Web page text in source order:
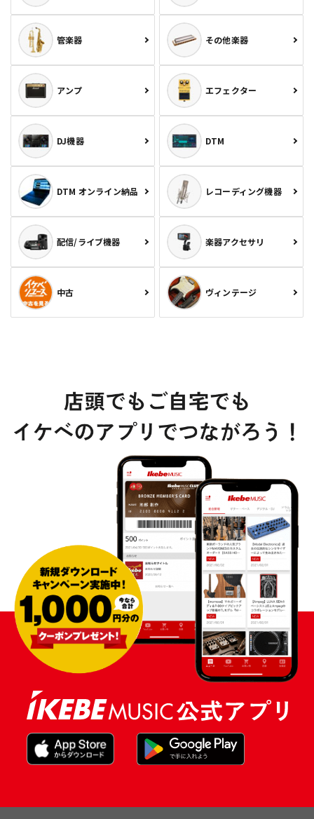
管楽器 その他楽器
アンプ エフェクター
DJ機器 DTM
DTM オンライン納品 レコーディング機器
配信/ライブ機器 楽器アクセサリ
中古 ヴィンテージ